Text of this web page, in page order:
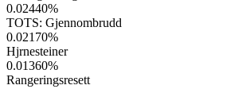
0.02440%
TOTS: Gjennombrudd
0.02170%
Hjrnesteiner
0.01360%
Rangeringsresett